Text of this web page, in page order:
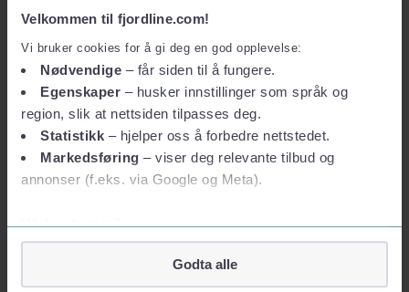
Velkommen til fjordline.com!
Vi bruker cookies for å gi deg en god opplevelse:
Nødvendige – får siden til å fungere.
Egenskaper – husker innstillinger som språk og
region, slik at nettsiden tilpasses deg.
Statistikk – hjelper oss å forbedre nettstedet.
Markedsføring – viser deg relevante tilbud og
annonser (f.eks. via Google og Meta).
Vil du vite mer?
Om informasjonskapsler
Googles retningslinjer for personvern
Godta alle